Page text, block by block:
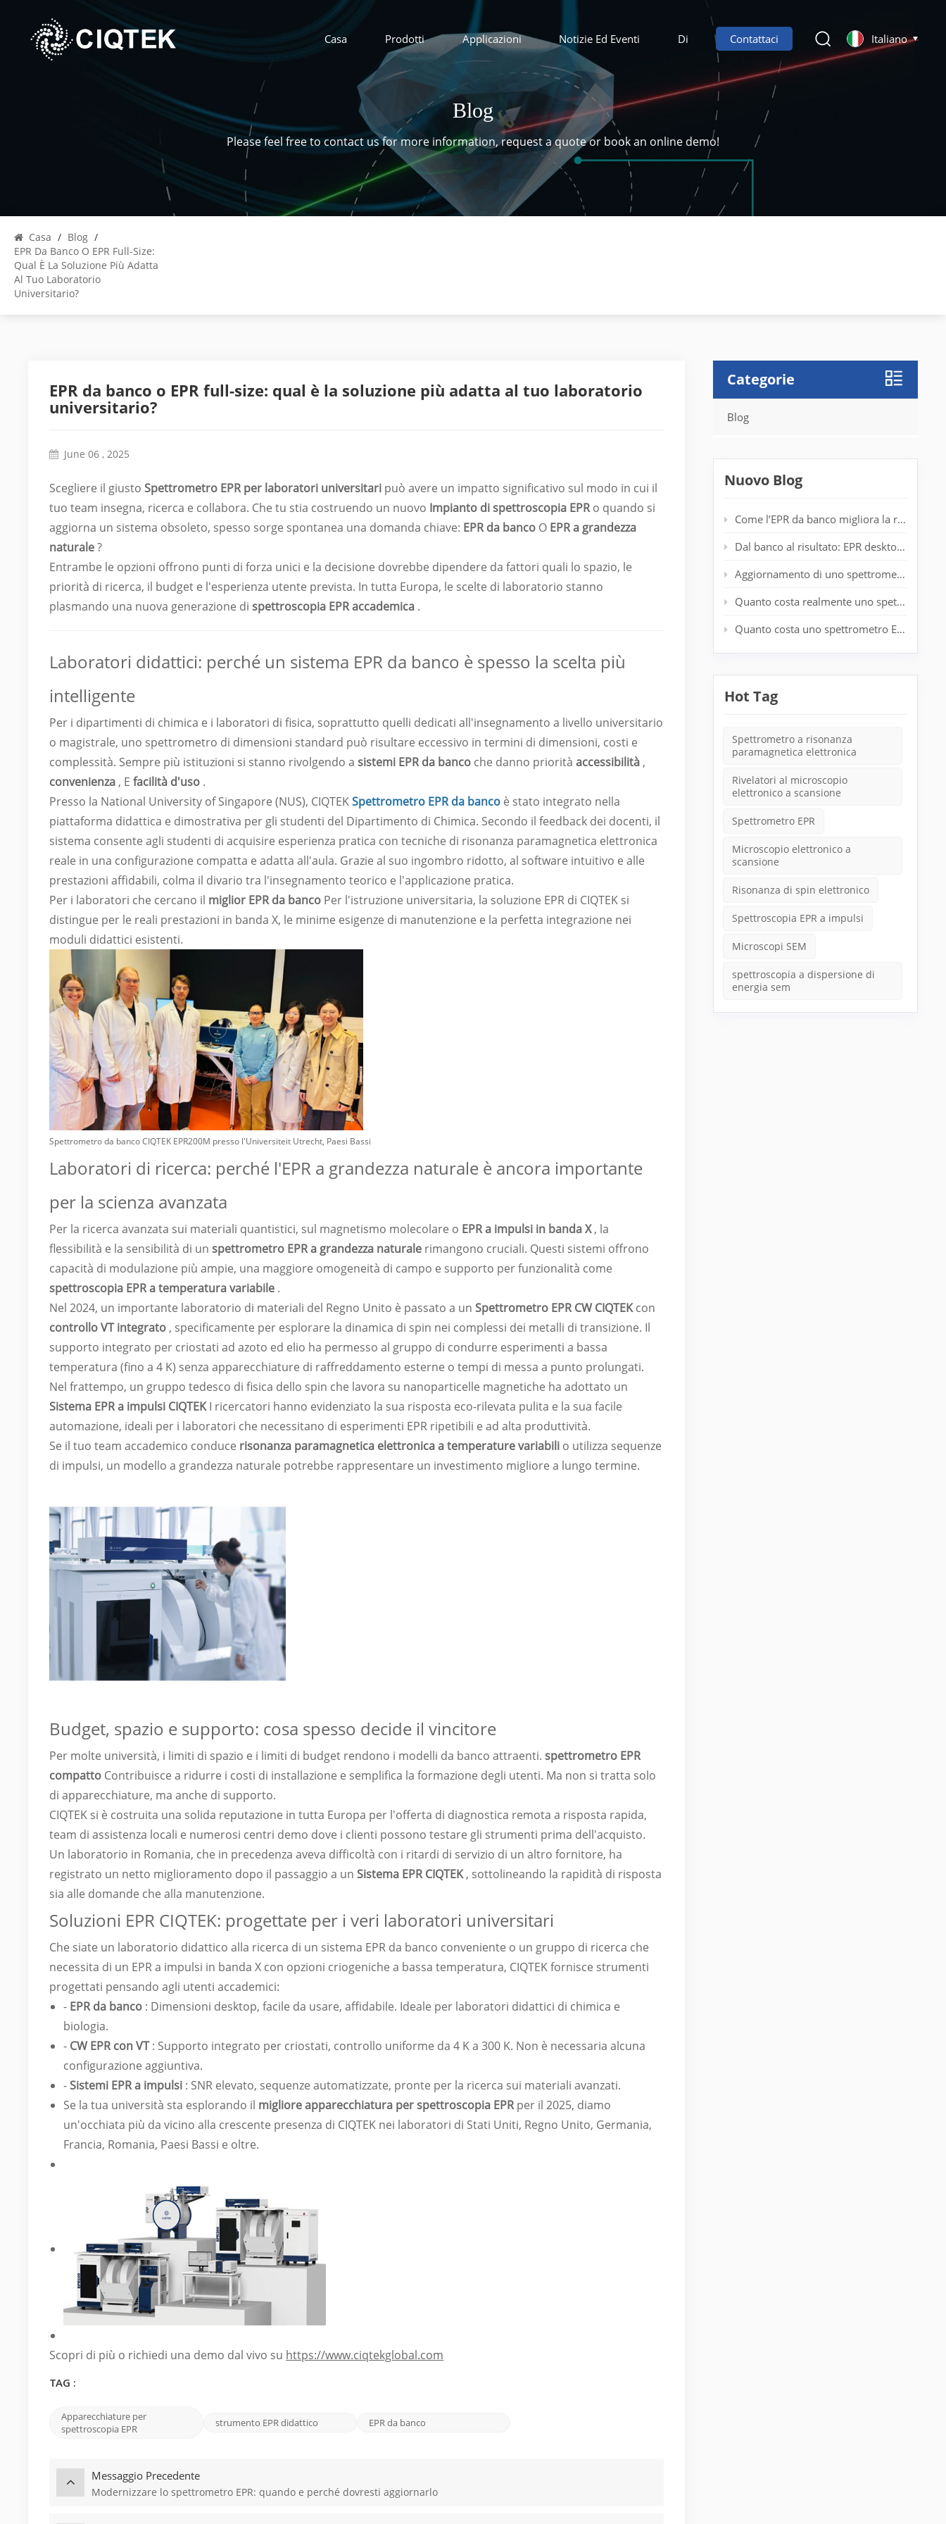
Casa Prodotti Applicazioni Notizie Ed Eventi Di Contattaci Italiano
Blog
Please feel free to contact us for more information, request a quote or book an online demo!
Casa / Blog /
EPR Da Banco O EPR Full-Size:
Qual È La Soluzione Più Adatta
Al Tuo Laboratorio
Universitario?
EPR da banco o EPR full-size: qual è la soluzione più adatta al tuo laboratorio
universitario?
June 06 , 2025
Scegliere il giustoSpettrometro EPR per laboratori universitari può avere un impatto significativo sul modo in cui il
tuo team insegna, ricerca e collabora. Che tu stia costruendo un nuovo Impianto di spettroscopia EPRo quando si
aggiorna un sistema obsoleto, spesso sorge spontanea una domanda chiave: EPR da banco O EPR a grandezza
naturale?
Entrambe le opzioni offrono punti di forza unici e la decisione dovrebbe dipendere da fattori quali lo spazio, le
priorità di ricerca, il budget e l'esperienza utente prevista. In tutta Europa, le scelte di laboratorio stanno
plasmando una nuova generazione di spettroscopia EPR accademica .
Laboratori didattici: perché un sistema EPR da banco è spesso la scelta più
intelligente
Per i dipartimenti di chimica e i laboratori di fisica, soprattutto quelli dedicati all'insegnamento a livello universitario
o magistrale, uno spettrometro di dimensioni standard può risultare eccessivo in termini di dimensioni, costi e
complessità. Sempre più istituzioni si stanno rivolgendo a sistemi EPR da banco che danno prioritàaccessibilità ,
convenienza , Efacilità d'uso .
Presso la National University of Singapore (NUS), CIQTEKSpettrometro EPR da banco è stato integrato nella
piattaforma didattica e dimostrativa per gli studenti del Dipartimento di Chimica. Secondo il feedback dei docenti, il
sistema consente agli studenti di acquisire esperienza pratica con tecniche di risonanza paramagnetica elettronica
reale in una configurazione compatta e adatta all'aula. Grazie al suo ingombro ridotto, al software intuitivo e alle
prestazioni affidabili, colma il divario tra l'insegnamento teorico e l'applicazione pratica.
Per i laboratori che cercano il miglior EPR da banco Per l'istruzione universitaria, la soluzione EPR di CIQTEK si
distingue per le reali prestazioni in banda X, le minime esigenze di manutenzione e la perfetta integrazione nei
moduli didattici esistenti.
Spettrometro da banco CIQTEK EPR200M presso l'Universiteit Utrecht, Paesi Bassi
Laboratori di ricerca: perché l'EPR a grandezza naturale è ancora importante
per la scienza avanzata
Per la ricerca avanzata sui materiali quantistici, sul magnetismo molecolare o EPR a impulsi in banda X, la
flessibilità e la sensibilità di un spettrometro EPR a grandezza naturale rimangono cruciali. Questi sistemi offrono
capacità di modulazione più ampie, una maggiore omogeneità di campo e supporto per funzionalità come
spettroscopia EPR a temperatura variabile .
Nel 2024, un importante laboratorio di materiali del Regno Unito è passato a unSpettrometro EPR CW CIQTEKcon
controllo VT integrato , specificamente per esplorare la dinamica di spin nei complessi dei metalli di transizione. Il
supporto integrato per criostati ad azoto ed elio ha permesso al gruppo di condurre esperimenti a bassa
temperatura (fino a 4 K) senza apparecchiature di raffreddamento esterne o tempi di messa a punto prolungati.
Nel frattempo, un gruppo tedesco di fisica dello spin che lavora su nanoparticelle magnetiche ha adottato un
Sistema EPR a impulsi CIQTEKI ricercatori hanno evidenziato la sua risposta eco-rilevata pulita e la sua facile
automazione, ideali per i laboratori che necessitano di esperimenti EPR ripetibili e ad alta produttività.
Se il tuo team accademico conduce risonanza paramagnetica elettronicaa temperature variabili o utilizza sequenze
di impulsi, un modello a grandezza naturale potrebbe rappresentare un investimento migliore a lungo termine.
Budget, spazio e supporto: cosa spesso decide il vincitore
Per molte università, i limiti di spazio e i limiti di budget rendono i modelli da banco attraenti. spettrometro EPR
compatto Contribuisce a ridurre i costi di installazione e semplifica la formazione degli utenti. Ma non si tratta solo
di apparecchiature, ma anche di supporto.
CIQTEK si è costruita una solida reputazione in tutta Europa per l'offerta di diagnostica remota a risposta rapida,
team di assistenza locali e numerosi centri demo dove i clienti possono testare gli strumenti prima dell'acquisto.
Un laboratorio in Romania, che in precedenza aveva difficoltà con i ritardi di servizio di un altro fornitore, ha
registrato un netto miglioramento dopo il passaggio a unSistema EPR CIQTEK, sottolineando la rapidità di risposta
sia alle domande che alla manutenzione.
Soluzioni EPR CIQTEK: progettate per i veri laboratori universitari
Che siate un laboratorio didattico alla ricerca di un sistema EPR da banco conveniente o un gruppo di ricerca che
necessita di un EPR a impulsi in banda X con opzioni criogeniche a bassa temperatura, CIQTEK fornisce strumenti
progettati pensando agli utenti accademici:
- EPR da banco : Dimensioni desktop, facile da usare, affidabile. Ideale per laboratori didattici di chimica e
biologia.
- CW EPR con VT: Supporto integrato per criostati, controllo uniforme da 4 K a 300 K. Non è necessaria alcuna
configurazione aggiuntiva.
-Sistemi EPR a impulsi : SNR elevato, sequenze automatizzate, pronte per la ricerca sui materiali avanzati.
Se la tua università sta esplorando il migliore apparecchiatura per spettroscopia EPRper il 2025, diamo
un'occhiata più da vicino alla crescente presenza di CIQTEK nei laboratori di Stati Uniti, Regno Unito, Germania,
Francia, Romania, Paesi Bassi e oltre.
Scopri di più o richiedi una demo dal vivo su https://www.ciqtekglobal.com
TAG :
Apparecchiature per
spettroscopia EPR
strumento EPR didattico EPR da banco
Messaggio Precedente
Modernizzare lo spettrometro EPR: quando e perché dovresti aggiornarlo
Categorie
Blog
Nuovo Blog
Come l’EPR da banco migliora la rilevazione dei radicali nei laboratori di polimeri
Dal banco al risultato: EPR desktop per l'analisi dello spin in tempo reale
Aggiornamento di uno spettrometro EPR obsoleto: prolungamento della durata del sistema senza un nuovo magnete
Quanto costa realmente uno spettrometro EPR entry-level?
Quanto costa uno spettrometro EPR? Guida completa ai prezzi per i ricercatori
Hot Tag
Spettrometro a risonanza
paramagnetica elettronica
Rivelatori al microscopio
elettronico a scansione
Spettrometro EPR
Microscopio elettronico a
scansione
Risonanza di spin elettronico
Spettroscopia EPR a impulsi
Microscopi SEM
spettroscopia a dispersione di
energia sem